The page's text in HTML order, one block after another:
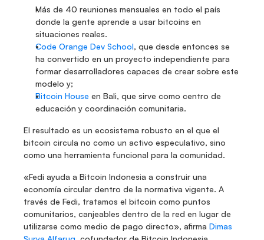
Más de 40 reuniones mensuales en todo el país
donde la gente aprende a usar bitcoins en
situaciones reales.
Code Orange Dev School, que desde entonces se
ha convertido en un proyecto independiente para
formar desarrolladores capaces de crear sobre este
modelo y;
Bitcoin House en Bali, que sirve como centro de
educación y coordinación comunitaria.
El resultado es un ecosistema robusto en el que el
bitcoin circula no como un activo especulativo, sino
como una herramienta funcional para la comunidad.
«Fedi ayuda a Bitcoin Indonesia a construir una
economía circular dentro de la normativa vigente. A
través de Fedi, tratamos el bitcoin como puntos
comunitarios, canjeables dentro de la red en lugar de
utilizarse como medio de pago directo», afirma Dimas